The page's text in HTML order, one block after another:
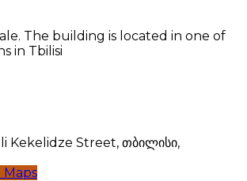
The building is located in one of
in Tbilisi
Kekelidze Street, თბილისი,